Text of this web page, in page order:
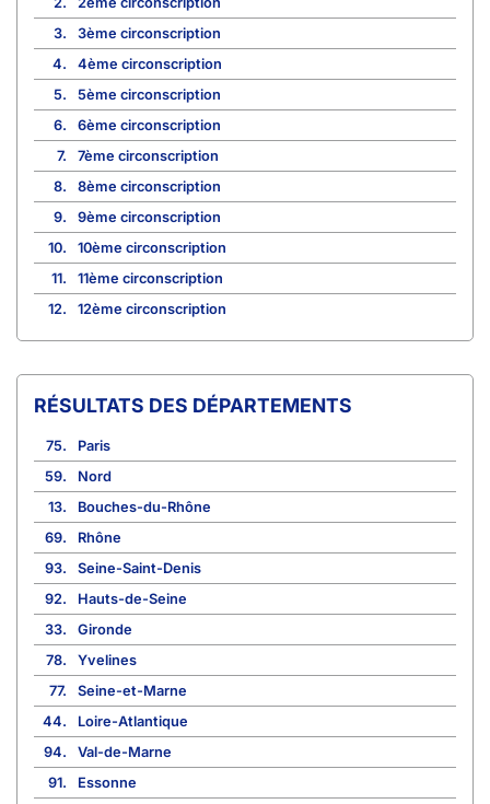
3.
3ème circonscription
4.
4ème circonscription
5.
5ème circonscription
6.
6ème circonscription
7.
7ème circonscription
8.
8ème circonscription
9.
9ème circonscription
10.
10ème circonscription
11.
11ème circonscription
12.
12ème circonscription
RÉSULTATS DES DÉPARTEMENTS
75.
Paris
59.
Nord
13.
Bouches-du-Rhône
69.
Rhône
93.
Seine-Saint-Denis
92.
Hauts-de-Seine
33.
Gironde
78.
Yvelines
77.
Seine-et-Marne
44.
Loire-Atlantique
94.
Val-de-Marne
91.
Essonne